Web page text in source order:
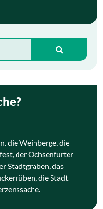
die Weinberge, die
der Ochsenfurter
Stadtgraben, das
die Stadt.